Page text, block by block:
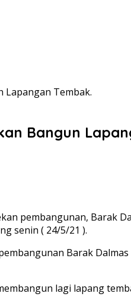
Lapangan Tembak.
Bangun
pembangunan, Barak
senin ( 24/5/21 ).
Barak
lagi lapang